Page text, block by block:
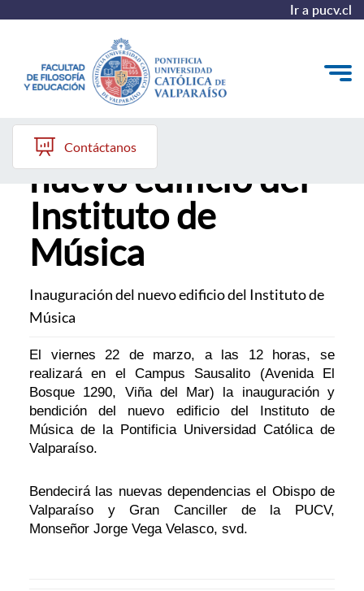
Ir a pucv.cl
Quiénes somos
Líneas de trabajo 2025-2028
Historia
Proyecto Conocimientos 2030
Contáctanos
Inauguración del
nuevo edificio del
Instituto de
Música
Inauguración del nuevo edificio del Instituto de
Música
El viernes 22 de marzo, a las 12 horas, se
realizará en el Campus Sausalito (Avenida El
Bosque 1290, Viña del Mar) la inauguración y
bendición del nuevo edificio del Instituto de
Música de la Pontificia Universidad Católica de
Valparaíso.
Bendecirá las nuevas dependencias el Obispo de
Valparaíso y Gran Canciller de la PUCV,
Monseñor Jorge Vega Velasco, svd.